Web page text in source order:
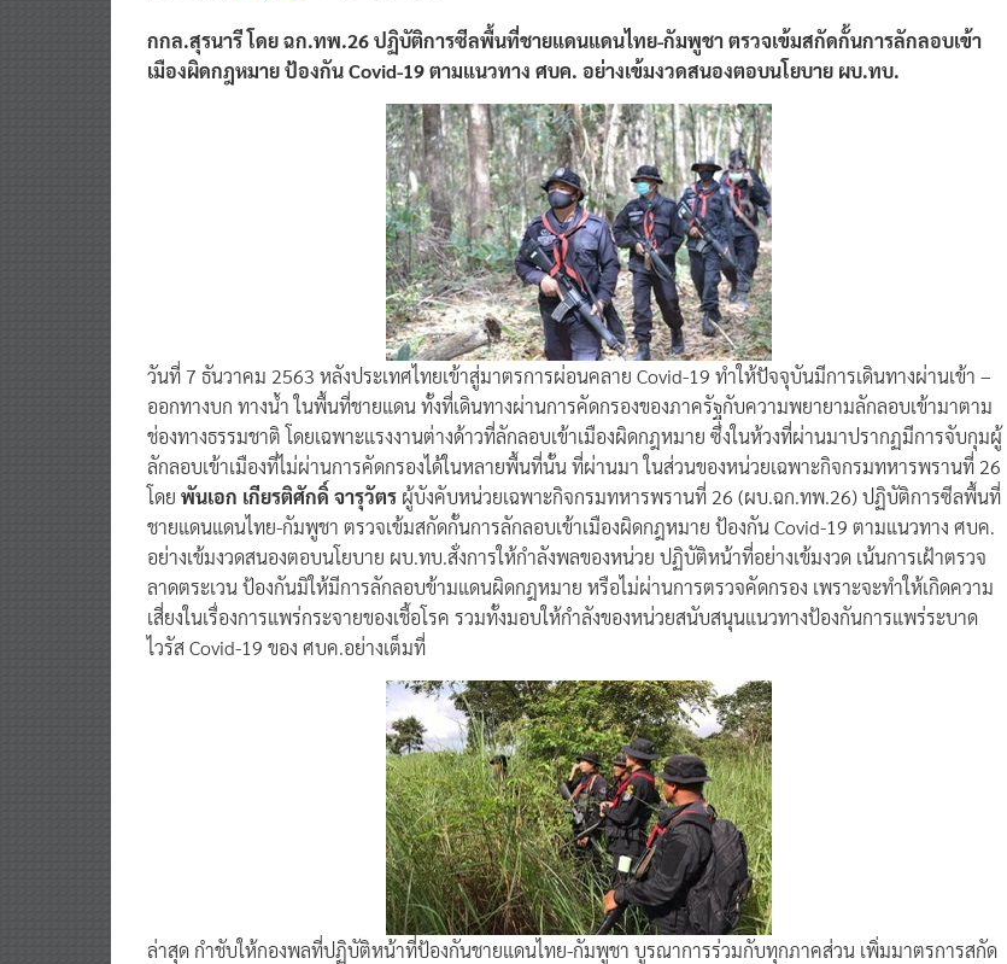
กกล.สุรนารี โดย ฉก.ทพ.26 ปฏิบัติการซีลพื้นที่ชายแดนแดนไทย-กัมพูชา ตรวจเข้มสกัดกั้นการลักลอบเข้า
เมืองผิดกฎหมาย ป้องกัน Covid-19 ตามแนวทาง ศบค. อย่างเข้มงวดสนองตอบนโยบาย ผบ.ทบ.
วันที่ 7 ธันวาคม 2563 หลังประเทศไทยเข้าสู่มาตรการผ่อนคลาย Covid-19 ทำให้ปัจจุบันมีการเดินทางผ่านเข้า –
ออกทางบก ทางน้ำ ในพื้นที่ชายแดน ทั้งที่เดินทางผ่านการคัดกรองของภาครัฐกับความพยายามลักลอบเข้ามาตาม
ช่องทางธรรมชาติ โดยเฉพาะแรงงานต่างด้าวที่ลักลอบเข้าเมืองผิดกฎหมาย ซึ่งในห้วงที่ผ่านมาปรากฏมีการจับกุมผู้
ลักลอบเข้าเมืองที่ไม่ผ่านการคัดกรองได้ในหลายพื้นที่นั้น ที่ผ่านมา ในส่วนของหน่วยเฉพาะกิจกรมทหารพรานที่ 26
โดย พันเอก เกียรติศักดิ์ จารุวัตร ผู้บังคับหน่วยเฉพาะกิจกรมทหารพรานที่ 26 (ผบ.ฉก.ทพ.26) ปฏิบัติการซีลพื้นที่
ชายแดนแดนไทย-กัมพูชา ตรวจเข้มสกัดกั้นการลักลอบเข้าเมืองผิดกฎหมาย ป้องกัน Covid-19 ตามแนวทาง ศบค.
อย่างเข้มงวดสนองตอบนโยบาย ผบ.ทบ.สั่งการให้กำลังพลของหน่วย ปฏิบัติหน้าที่อย่างเข้มงวด เน้นการเฝ้าตรวจ
ลาดตระเวน ป้องกันมิให้มีการลักลอบข้ามแดนผิดกฎหมาย หรือไม่ผ่านการตรวจคัดกรอง เพราะจะทำให้เกิดความ
เสี่ยงในเรื่องการแพร่กระจายของเชื้อโรค รวมทั้งมอบให้กำลังของหน่วยสนับสนุนแนวทางป้องกันการแพร่ระบาด
ไวรัส Covid-19 ของ ศบค.อย่างเต็มที่
ล่าสุด กำชับให้กองพลที่ปฏิบัติหน้าที่ป้องกันชายแดนไทย-กัมพูชา บูรณาการร่วมกับทุกภาคส่วน เพิ่มมาตรการสกัด